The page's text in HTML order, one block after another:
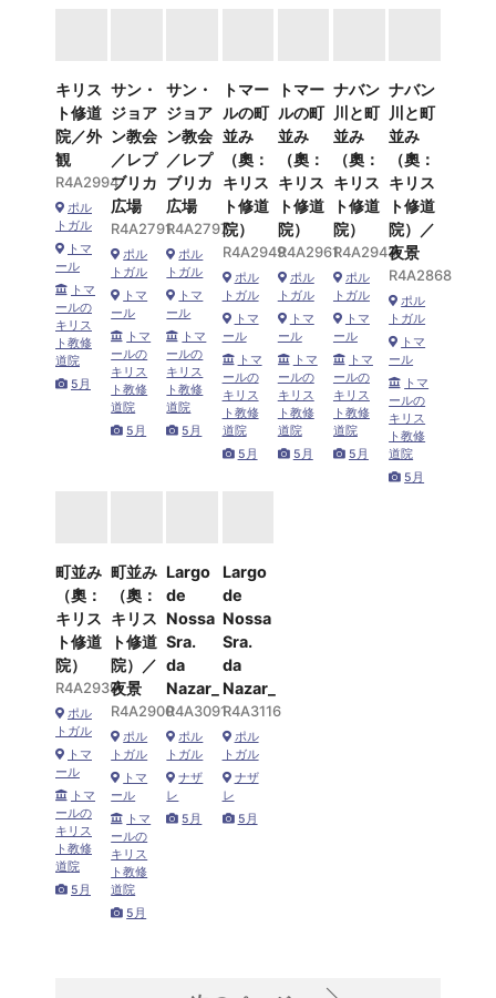
キリス
ト修道
院／外
観
R4A2994
ポル
トガル
トマ
ール
トマ
ールの
キリス
ト教修
道院
5月
サン・
ジョア
ン教会
／レプ
ブリカ
広場
R4A2791
ポル
トガル
トマ
ール
トマ
ールの
キリス
ト教修
道院
5月
サン・
ジョア
ン教会
／レプ
ブリカ
広場
R4A2797
ポル
トガル
トマ
ール
トマ
ールの
キリス
ト教修
道院
5月
トマー
ルの町
並み
（奧：
キリス
ト修道
院）
R4A2949
ポル
トガル
トマ
ール
トマ
ールの
キリス
ト教修
道院
5月
トマー
ルの町
並み
（奧：
キリス
ト修道
院）
R4A2961
ポル
トガル
トマ
ール
トマ
ールの
キリス
ト教修
道院
5月
ナバン
川と町
並み
（奧：
キリス
ト修道
院）
R4A2943
ポル
トガル
トマ
ール
トマ
ールの
キリス
ト教修
道院
5月
ナバン
川と町
並み
（奧：
キリス
ト修道
院）／
夜景
R4A2868
ポル
トガル
トマ
ール
トマ
ールの
キリス
ト教修
道院
5月
町並み
（奧：
キリス
ト修道
院）
R4A2939
ポル
トガル
トマ
ール
トマ
ールの
キリス
ト教修
道院
5月
町並み
（奧：
キリス
ト修道
院）／
夜景
R4A2900
ポル
トガル
トマ
ール
トマ
ールの
キリス
ト教修
道院
5月
Largo
de
Nossa
Sra.
da
Nazar_
R4A3091
ポル
トガル
ナザ
レ
5月
Largo
de
Nossa
Sra.
da
Nazar_
R4A3116
ポル
トガル
ナザ
レ
5月